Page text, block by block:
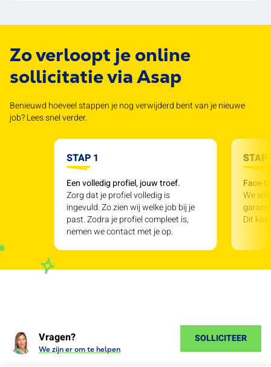
Zo verloopt je online
sollicitatie via Asap
Benieuwd hoeveel stappen je nog verwijderd bent van je nieuwe
job? Lees snel verder.
STAP 1
Een volledig profiel, jouw troef.
Zorg dat je profiel volledig is
ingevuld. Zo zien wij welke job bij je
past. Zodra je profiel compleet is,
nemen we contact met je op.
STAP
Face-
We
Dit
Vragen?
We zijn er om te helpen
SOLLICITEER